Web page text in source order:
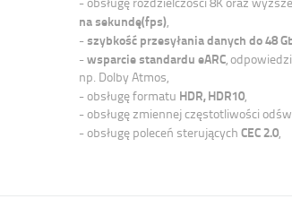
na sekundę(fps),
-szybkość przesyłania danych do 48
-wsparcie standardu eARC,
np. Dolby Atmos,
- obsługę formatu HDR, HDR10,
- obsługę zmiennej częstotliwości
- obsługę poleceń sterujących CEC 2.0,